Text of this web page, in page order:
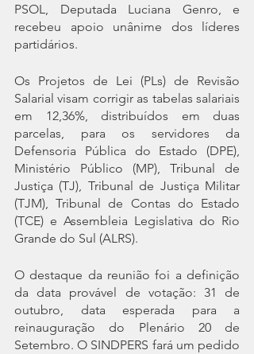
PSOL, Deputada Luciana Genro, e
recebeu apoio unânime dos líderes
partidários.
Os Projetos de Lei (PLs) de Revisão
Salarial visam corrigir as tabelas salariais
em 12,36%, distribuídos em duas
parcelas, para os servidores da
Defensoria Pública do Estado (DPE),
Ministério Público (MP), Tribunal de
Justiça (TJ), Tribunal de Justiça Militar
(TJM), Tribunal de Contas do Estado
(TCE) e Assembleia Legislativa do Rio
Grande do Sul (ALRS).
O destaque da reunião foi a definição
da data provável de votação: 31 de
outubro, data esperada para a
reinauguração do Plenário 20 de
Setembro. O SINDPERS fará um pedido